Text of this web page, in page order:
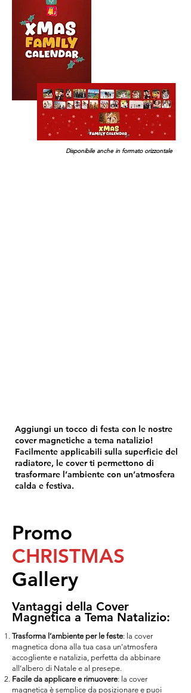
Disponibile anche in formato orizzontale
Aggiungi un tocco di festa con le nostre
cover magnetiche a tema natalizio!
Facilmente applicabili sulla superficie del
radiatore, le cover ti permettono di
trasformare l’ambiente con un’atmosfera
calda e festiva.
Promo
CHRISTMAS
Gallery
Vantaggi della Cover
Magnetica a Tema Natalizio:
Trasforma l’ambiente per le feste: la cover
magnetica dona alla tua casa un'atmosfera
accogliente e natalizia, perfetta da abbinare
all’albero di Natale e al presepe.
Facile da applicare e rimuovere: la cover
magnetica è semplice da posizionare e puoi